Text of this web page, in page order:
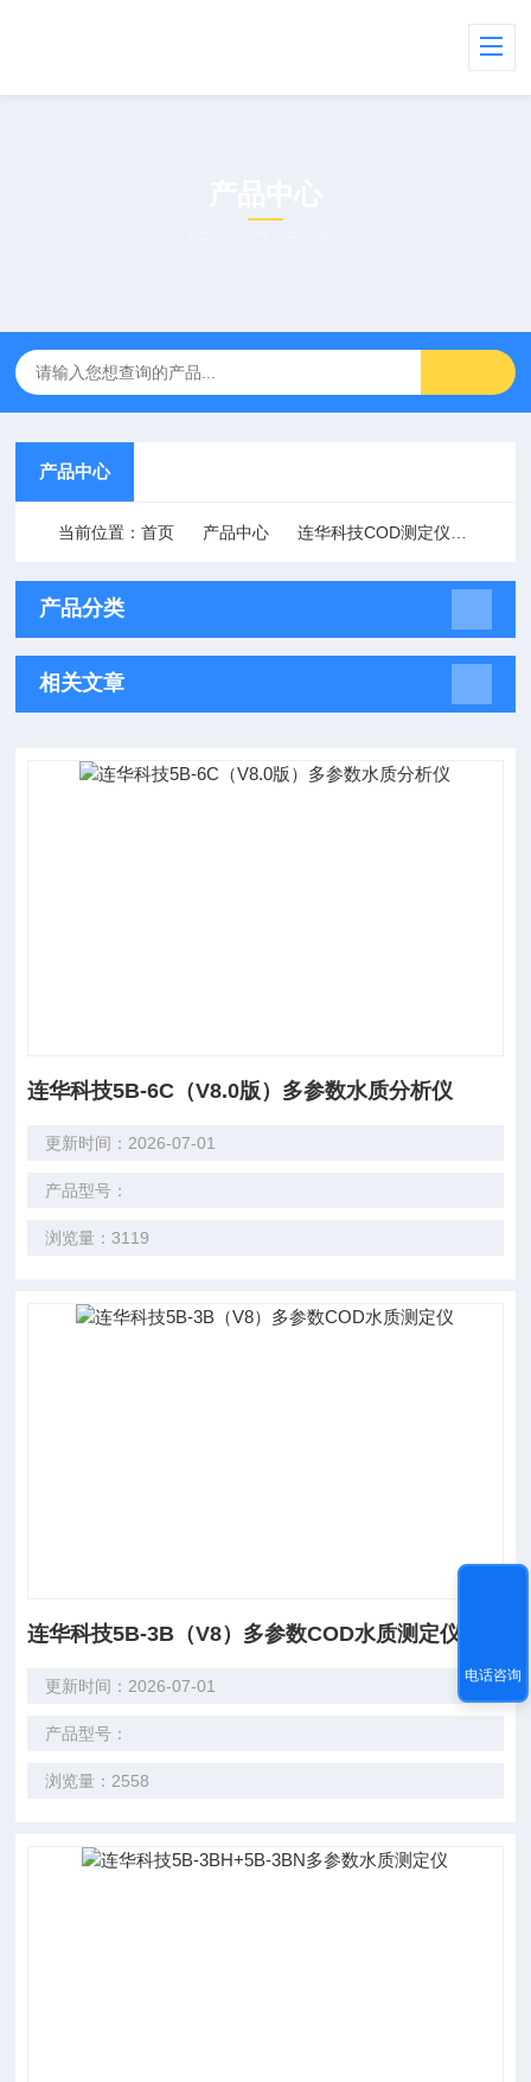
产品中心
当前位置：首页 产品中心 连华科技COD测定仪
产品分类
相关文章
连华科技5B-6C（V8.0版）多参数水质分析仪
更新时间：2026-07-01
产品型号：
浏览量：3119
连华科技5B-3B（V8）多参数COD水质测定仪
更新时间：2026-07-01
产品型号：
浏览量：2558
电话咨询